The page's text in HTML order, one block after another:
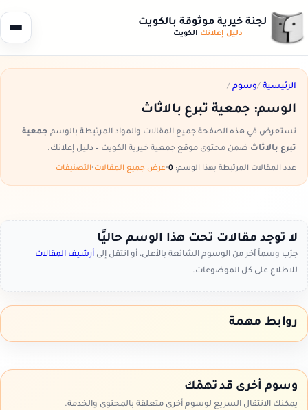
لجنة خيرية موثوقة بالكويت
دليل إعلانك الكويت
الرئيسية /وسوم /
الوسم: جمعية تبرع بالاثاث
نستعرض في هذه الصفحة جميع المقالات والمواد المرتبطة بالوسم جمعية
تبرع بالاثاث ضمن محتوى موقع جمعية خيرية الكويت – دليل إعلانك.
عدد المقالات المرتبطة بهذا الوسم: •عرض جميع المقالات•التصنيفات
لا توجد مقالات تحت هذا الوسم حاليًا
جرّب وسماً آخر من الوسوم الشائعة بالأعلى، أو انتقل إلى أرشيف المقالات
للاطلاع على كل الموضوعات.
روابط مهمة
وسوم أخرى قد تهمّك
يمكنك الانتقال السريع لوسوم أخرى متعلقة بالمحتوى والخدمة.